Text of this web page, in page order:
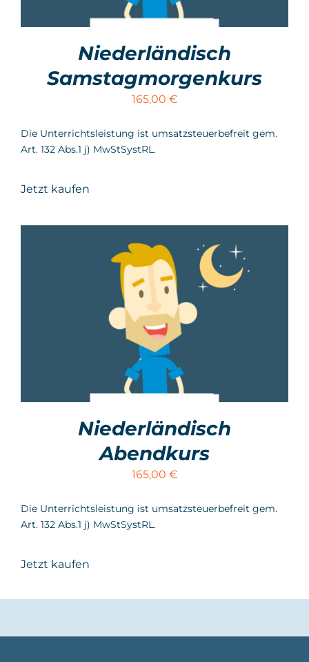
Niederländisch
Samstagmorgenkurs
165,00 €
Die Unterrichtsleistung ist umsatzsteuerbefreit gem.
Art. 132 Abs.1 j) MwStSystRL.
Jetzt kaufen
Niederländisch
Abendkurs
165,00 €
Die Unterrichtsleistung ist umsatzsteuerbefreit gem.
Art. 132 Abs.1 j) MwStSystRL.
Jetzt kaufen